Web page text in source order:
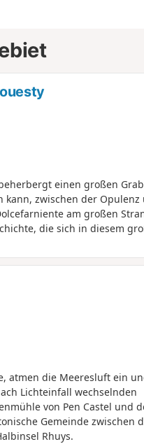
einen großen
kann, zwischen der Opulenz
am großen
die sich in diesem
atmen die Meeresluft ein
Lichteinfall wechselnden
von Pen Castel und
Gemeinde zwischen
Rhuys.